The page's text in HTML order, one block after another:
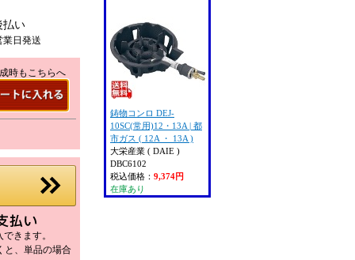
払い
日発送
時もこちらへ
きます。
と、単品の場合
鋳物コンロ DEJ-
10SC(常用)12・13A | 都
市ガス ( 12A ・ 13A )
大栄産業 ( DAIE )
DBC6102
税込価格： 9,374円
在庫あり